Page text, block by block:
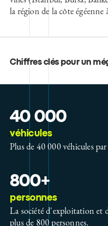
la région de la côte égéenne
Chiffres clés pour un
40 000
véhicules
Plus de 40 000 véhicules
800+
personnes
La société d'exploitation et
plus de 800 personnes.